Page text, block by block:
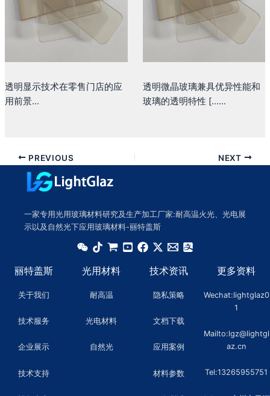
透明显示技术在零售门店的应
用前景...
透明微晶玻璃兼具优异性能和
玻璃的透明特性 [……
PREVIOUS NEXT
一家专用光用玻璃材料研究及生产加工厂家:耐高温火光、光电展
示以及自然光下应用玻璃材料-丽特盖斯
丽特盖斯
关于我们
技术服务
企业展示
技术支持
光用材料
耐高温
光电材料
自然光
技术资讯
隐私策略
文档下载
应用案例
材料参数
更多资料
Wechat:lightglaz0
1
Mailto:lgz@lightgl
az.cn
Tel:13265955751